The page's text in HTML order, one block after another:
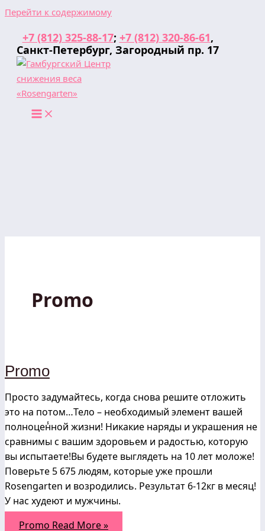
Перейти к содержимому
+7 (812) 325-88-17; +7 (812) 320-86-61,
Санкт-Петербург, Загородный пр. 17
Promo
Promo
Просто задумайтесь, когда снова решите отложить
это на потом…Тело – необходимый элемент вашей
полноцен̾ной жизни! Никакие наряды и украшения не
сравнимы с вашим здоровьем и радостью, которую
вы испытаете!Вы будете выглядеть на 10 лет моложе!
Поверьте 5 675 людям, которые уже прошли
Rosengarten и возродились. Результат 6-12кг в месяц!
У нас худеют и мужчины.
Promo Read More »